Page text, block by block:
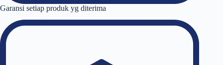
Garansi setiap produk yg diterima